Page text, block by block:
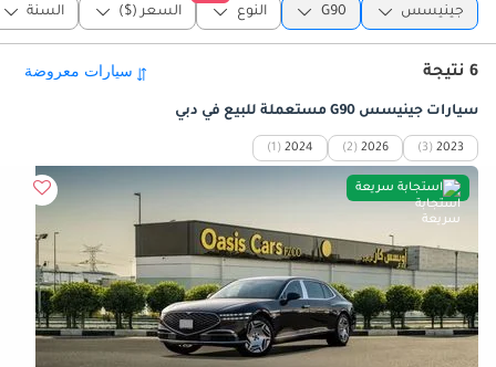
جينيسس G90 النوع السعر ($) السنة
6 نتيجة
سيارات جينيسس G90 مستعملة للبيع في دبي
2023
(3)
2026
(2)
2024
(1)
استجابة سريعة